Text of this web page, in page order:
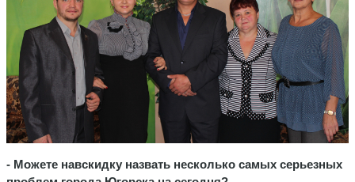
- Можете навскидку назвать несколько самых серьезных